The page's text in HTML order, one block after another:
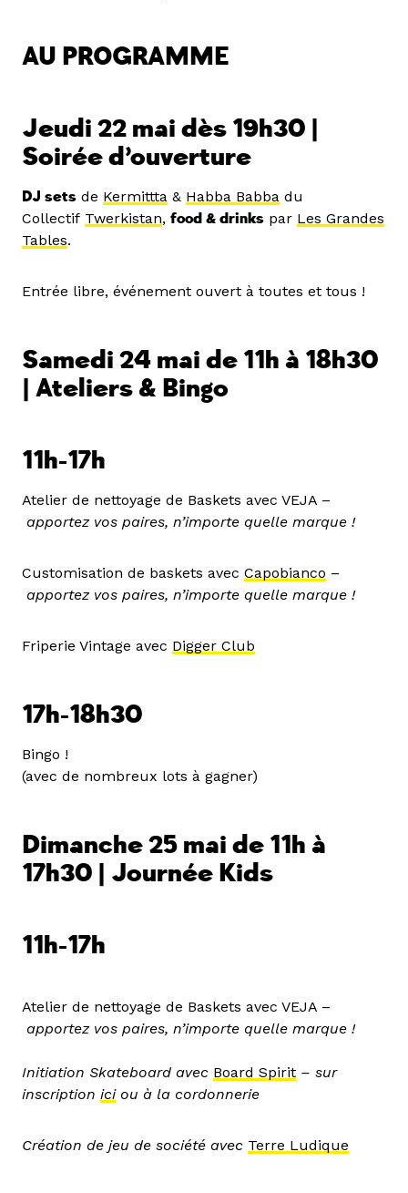
AU PROGRAMME
Jeudi 22 mai dès 19h30 |
Soirée d’ouverture
DJ sets de Kermittta & Habba Babba du
Collectif Twerkistan, food & drinks par Les Grandes
Tables.
Entrée libre, événement ouvert à toutes et tous !
Samedi 24 mai de 11h à 18h30
| Ateliers & Bingo
11h-17h
Atelier de nettoyage de Baskets avec VEJA –
apportez vos paires, n’importe quelle marque !
Customisation de baskets avec Capobianco –
apportez vos paires, n’importe quelle marque !
Friperie Vintage avec Digger Club
17h-18h30
Bingo !
(avec de nombreux lots à gagner)
Dimanche 25 mai de 11h à
17h30 | Journée Kids
11h-17h
Atelier de nettoyage de Baskets avec VEJA –
apportez vos paires, n’importe quelle marque !
Initiation Skateboard avec Board Spirit – sur
inscription iciou à la cordonnerie
Création de jeu de société avec Terre Ludique